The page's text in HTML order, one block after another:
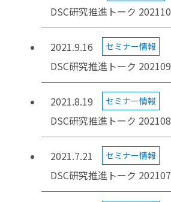
DSC研究推進トーク 202110
2021.9.16 セミナー情報
DSC研究推進トーク 202109
2021.8.19 セミナー情報
DSC研究推進トーク 202108
2021.7.21 セミナー情報
DSC研究推進トーク 202107